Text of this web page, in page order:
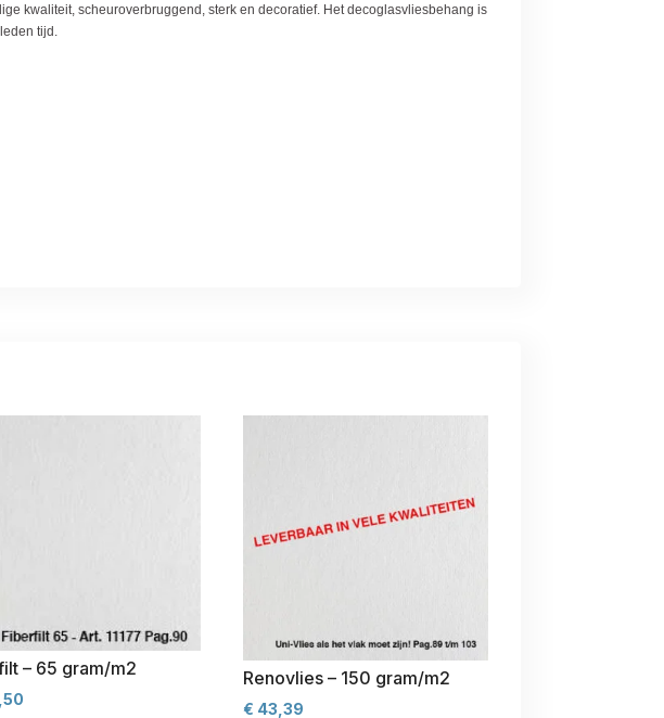
kwaliteit, scheuroverbruggend, sterk en decoratief. Het decoglasvliesbehang is
tijd.
– 65 gram/m2 Renovlies – 150 gram/m2
€ 43,39